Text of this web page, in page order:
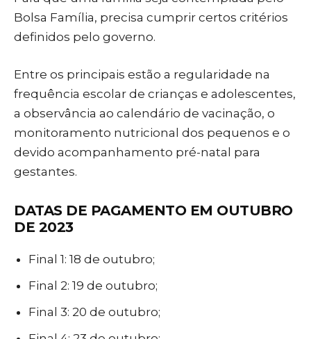
Bolsa Família, precisa cumprir certos critérios
definidos pelo governo.
Entre os principais estão a regularidade na
frequência escolar de crianças e adolescentes,
a observância ao calendário de vacinação, o
monitoramento nutricional dos pequenos e o
devido acompanhamento pré-natal para
gestantes.
DATAS DE PAGAMENTO EM OUTUBRO
DE 2023
Final 1: 18 de outubro;
Final 2: 19 de outubro;
Final 3: 20 de outubro;